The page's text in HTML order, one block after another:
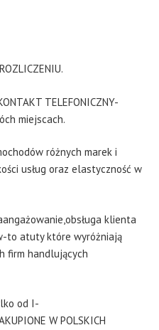
TELEFONICZNY-
miejscach.
różnych marek i
usług oraz elastyczność w
klienta
to atuty które wyróżniają
firm handlujących
od I-
W POLSKICH